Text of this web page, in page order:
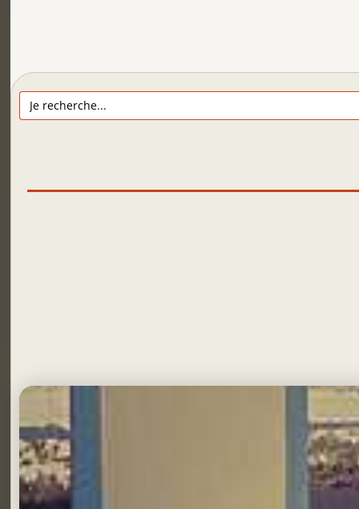
Search
for: